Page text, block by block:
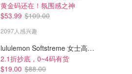
黄金码还在！氛围感之神
$53.99 $109.00
2097人感兴趣
lululemon Softstreme 女士高腰短裤 10cm
2.1折抄底，0~4码有货
$19.00 $88.00